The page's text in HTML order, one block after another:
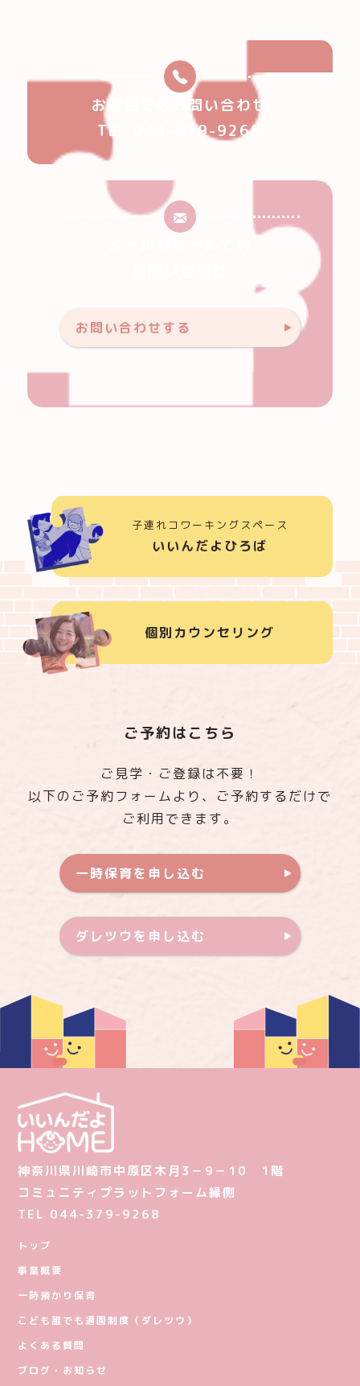
お電話でのお問い合わせ
TEL 044-379-9268
お問い合わせする
子連れコワーキングスペース
いいんだよひろば
個別カウンセリング
ご予約はこちら
ご見学・ご登録は不要！
以下のご予約フォームより、ご予約するだけで
ご利用できます。
一時保育を申し込む
ダレツウを申し込む
神奈川県川崎市中原区木月3－9－10 1階
コミュニティプラットフォーム縁側
TEL 044-379-9268
トップ
事業概要
一時預かり保育
こども誰でも通園制度（ダレツウ）
よくある質問
ブログ・お知らせ